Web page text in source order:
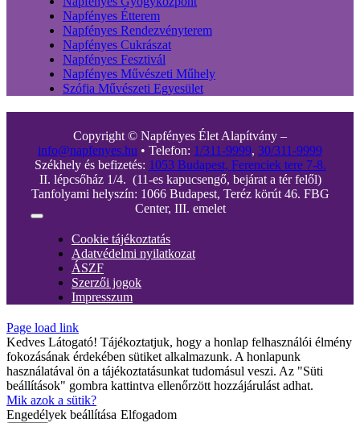
Napfényes Étterem
Napfényes Rendezvényterem
Napfényes Cukrászat
Napfényes Fesztivál
Napfényes Művészeti Műhely
Szófia Művészeti Egyesület
Copyright © Napfényes Élet Alapítvány –
info@napfenyes.hu • Telefon: 1/311-9999, 30/311-9999
Székhely és befizetés: 1053 Budapest, Ferenciek tere 7-8.
II. lépcsőház 1/4. (11-es kapucsengő, bejárat a tér felől)
Tanfolyami helyszín: 1066 Budapest, Teréz körút 46. FBG
Center, III. emelet
Toggle
NavigationCookie tájékoztatás
Adatvédelmi nyilatkozat
ÁSZF
Szerzői jogok
Impresszum
Page load link
Kedves Látogató! Tájékoztatjuk, hogy a honlap felhasználói élmény
fokozásának érdekében sütiket alkalmazunk. A honlapunk
használatával ön a tájékoztatásunkat tudomásul veszi. Az "Süti
beállítások" gombra kattintva ellenőrzött hozzájárulást adhat.
Mik azok a sütik?
Engedélyek beállítása Elfogadom